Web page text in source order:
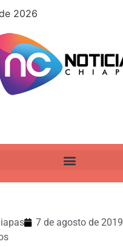
2026
7 de agosto de 2019